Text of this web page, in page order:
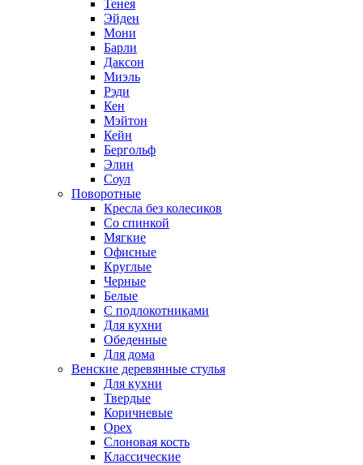
Тенея
Эйден
Мони
Барли
Даксон
Миэль
Рэди
Кен
Мэйтон
Кейн
Бергольф
Элин
Соул
Поворотные
Кресла без колесиков
Со спинкой
Мягкие
Офисные
Круглые
Черные
Белые
С подлокотниками
Для кухни
Обеденные
Для дома
Венские деревянные стулья
Для кухни
Твердые
Коричневые
Орех
Слоновая кость
Классические